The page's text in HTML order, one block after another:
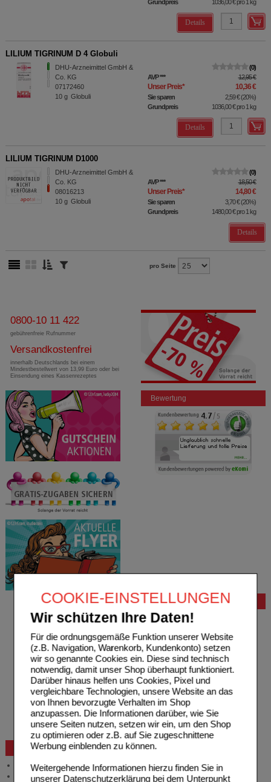
COOKIE-EINSTELLUNGEN
Wir schützen Ihre Daten!
Für die ordnungsgemäße Funktion unserer Website
(z.B. Navigation, Warenkorb, Kundenkonto) setzen
wir so genannte Cookies ein. Diese sind technisch
notwendig, damit unser Shop überhaupt funktioniert.
Darüber hinaus helfen uns Cookies, Pixel und
vergleichbare Technologien, unsere Website an das
von Ihnen bevorzugte Verhalten im Shop
anzupassen. Die Informationen darüber, wie Sie
unsere Seiten nutzen, setzen wir ein, um den Shop
zu optimieren oder z.B. auf Sie zugeschnittene
Werbung einblenden zu können.
Weitergehende Informationen hierzu finden Sie in
unserer Datenschutzerklärungbei dem Unterpunkt
Grundpreis
1036,00 €pro 1 kg
Details
LILIUM TIGRINUM D 4 Globuli
DHU-Arzneimittel GmbH &
Co. KG
07172460
10 g Globuli
0
AVP*** 12,95 €
Unser Preis* 10,36 €
Sie sparen 2,59 €(20%)
Grundpreis
1036,00 €pro 1 kg
Details
LILIUM TIGRINUM D1000
DHU-Arzneimittel GmbH &
Co. KG
08016213
10 g Globuli
0
AVP*** 18,50 €
Unser Preis* 14,80 €
Sie sparen 3,70 €(20%)
Grundpreis
1480,00 €pro 1 kg
Details
pro Seite
0800-10 11 422
gebührenfreie Rufnummer
Versandkostenfrei
innerhalb Deutschlands bei einem
Mindestbestellwert von 13,99 Euro oder bei
Einsendung eines Kassenrezeptes
Bewertung
Bestellung
Hilfe zur Anmeldung
Zahlungsmöglichkeiten
Rezepte einlösen
Freiumschläge anfordern
Freiumschläge downloaden
Auslandsbestellung
Reklamation
Widerrufsformular
Problembehebung
Bestellschein
Beratung und Service
Allgemeine Information
Produktberatung